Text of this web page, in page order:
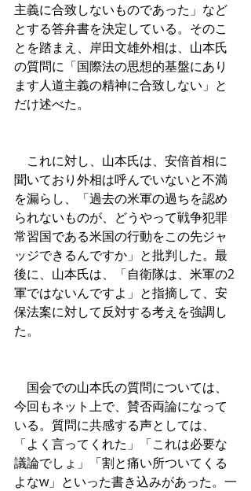
主義に合致しないものであった」など
とする答弁書を決定している。そのこ
とを踏まえ、岸田文雄外相は、山本氏
の質問に「国際法の思想的基盤にあり
ます人道主義の精神に合致しない」と
だけ述べた。
これに対し、山本氏は、安倍首相に
聞いており外相は呼んでいないと不満
を漏らし、「過去の米軍の過ちを認め
られないものが、どうやって戦争犯罪
常習国である米国の行動をこの先ジャ
ッジできるんですか」と批判した。最
後に、山本氏は、「自衛隊は、米軍の2
軍ではないんですよ」と指摘して、安
保法案に対して反対する考えを強調し
た。
国会での山本氏の質問については、
今回もネット上で、賛否両論になって
いる。質問に共感する声としては、
「よく言ってくれた」「これは必要な
議論でしょ」「割と痛い所ついてくる
よなw」といった書き込みがあった。一